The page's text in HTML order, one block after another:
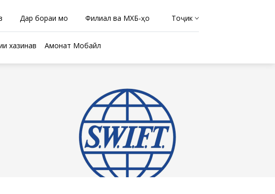
Дар бораи мо Филиал ва МХБ-ҳо Тоҷикӣ
хазинавӣ Амонат Мобайл